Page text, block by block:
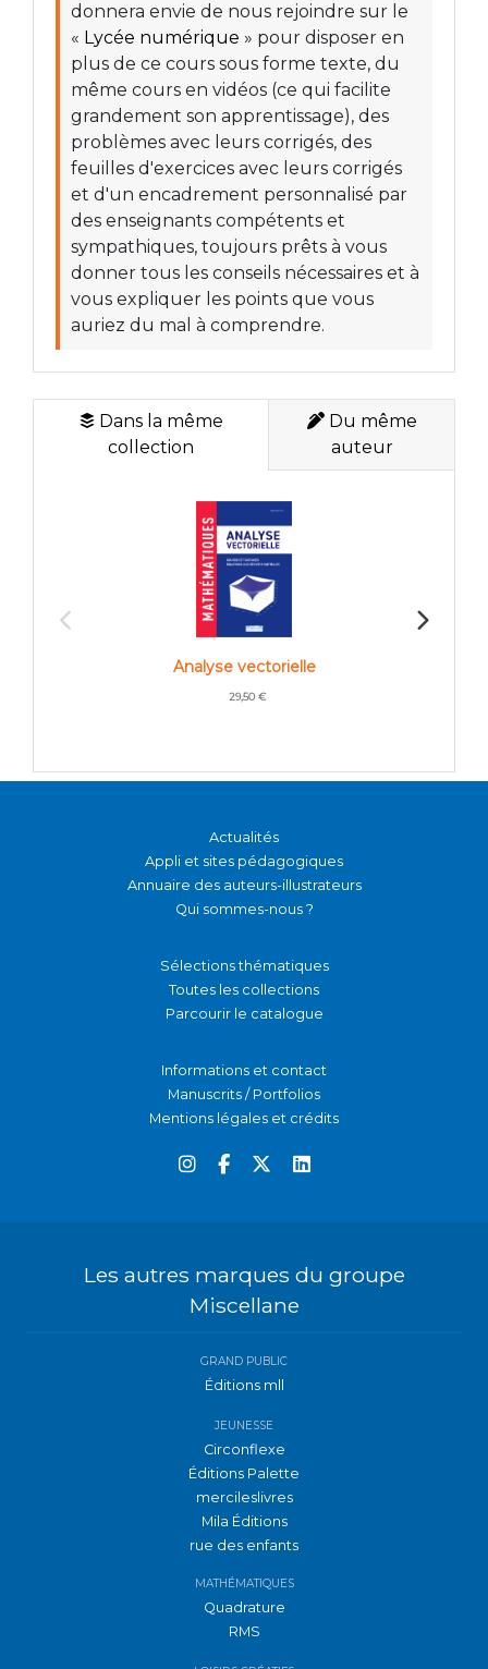
donnera envie de nous rejoindre sur le
« Lycée numérique » pour disposer en
plus de ce cours sous forme texte, du
même cours en vidéos (ce qui facilite
grandement son apprentissage), des
problèmes avec leurs corrigés, des
feuilles d'exercices avec leurs corrigés
et d'un encadrement personnalisé par
des enseignants compétents et
sympathiques, toujours prêts à vous
donner tous les conseils nécessaires et à
vous expliquer les points que vous
auriez du mal à comprendre.
Dans la même
collection
Du même
auteur
Analyse vectorielle
29,50 €
Actualités
Appli et sites pédagogiques
Annuaire des auteurs-illustrateurs
Qui sommes-nous ?
Sélections thématiques
Toutes les collections
Parcourir le catalogue
Informations et contact
Manuscrits / Portfolios
Mentions légales et crédits
Les autres marques du groupe
Miscellane
GRAND PUBLIC
Éditions mll
JEUNESSE
Circonflexe
Éditions Palette
mercileslivres
Mila Éditions
rue des enfants
MATHÉMATIQUES
Quadrature
RMS